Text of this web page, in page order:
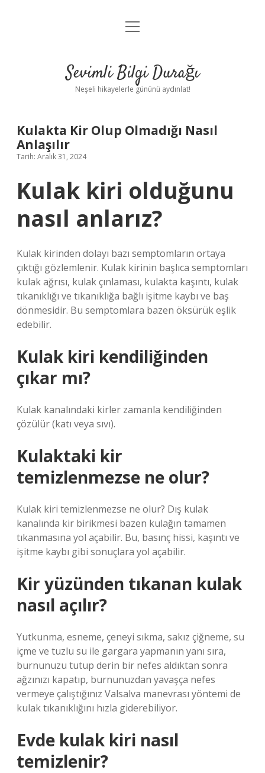
Anasayfa
Yasal Uyarı
menüyü
Sevimli Bilgi Durağı
Neşeli hikayelerle gününü aydınlat!
Kulakta Kir Olup Olmadığı Nasıl
Anlaşılır
Tarih: Aralık 31, 2024
Kulak kiri olduğunu
nasıl anlarız?
Kulak kirinden dolayı bazı semptomların ortaya
çıktığı gözlemlenir. Kulak kirinin başlıca semptomları
kulak ağrısı, kulak çınlaması, kulakta kaşıntı, kulak
tıkanıklığı ve tıkanıklığa bağlı işitme kaybı ve baş
dönmesidir. Bu semptomlara bazen öksürük eşlik
edebilir.
Kulak kiri kendiliğinden
çıkar mı?
Kulak kanalındaki kirler zamanla kendiliğinden
çözülür (katı veya sıvı).
Kulaktaki kir
temizlenmezse ne olur?
Kulak kiri temizlenmezse ne olur? Dış kulak
kanalında kir birikmesi bazen kulağın tamamen
tıkanmasına yol açabilir. Bu, basınç hissi, kaşıntı ve
işitme kaybı gibi sonuçlara yol açabilir.
Kir yüzünden tıkanan kulak
nasıl açılır?
Yutkunma, esneme, çeneyi sıkma, sakız çiğneme, su
içme ve tuzlu su ile gargara yapmanın yanı sıra,
burnunuzu tutup derin bir nefes aldıktan sonra
ağzınızı kapatıp, burnunuzdan yavaşça nefes
vermeye çalıştığınız Valsalva manevrası yöntemi de
kulak tıkanıklığını hızla giderebiliyor.
Evde kulak kiri nasıl
temizlenir?